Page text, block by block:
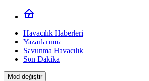
Havacılık Haberleri
Yazarlarımız
Savunma Havacılık
Son Dakika
Mod değiştir